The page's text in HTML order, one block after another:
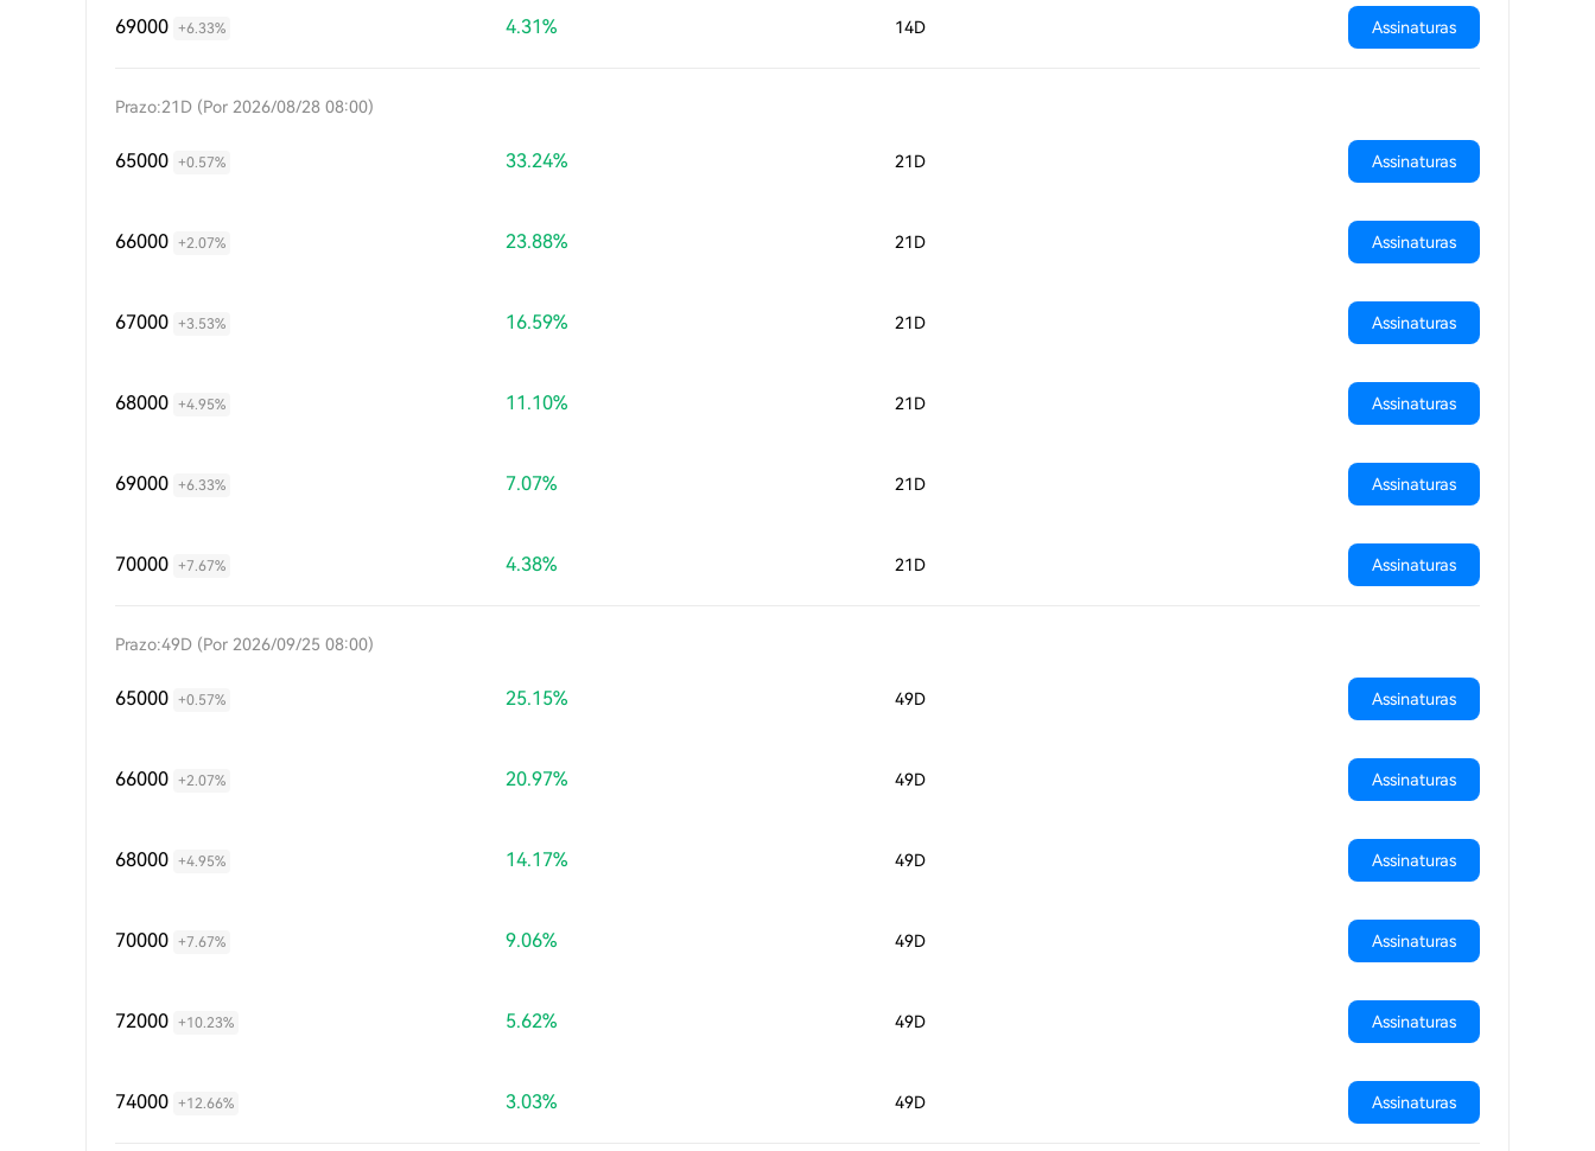
69000 +6.33% 4.31% 14D Assinaturas
Prazo:21D (Por 2026/08/28 08:00)
65000 +0.57% 33.24% 21D Assinaturas
66000 +2.07% 23.88% 21D Assinaturas
67000 +3.53% 16.59% 21D Assinaturas
68000 +4.95% 11.10% 21D Assinaturas
69000 +6.33% 7.07% 21D Assinaturas
70000 +7.67% 4.38% 21D Assinaturas
Prazo:49D (Por 2026/09/25 08:00)
65000 +0.57% 25.15% 49D Assinaturas
66000 +2.07% 20.97% 49D Assinaturas
68000 +4.95% 14.17% 49D Assinaturas
70000 +7.67% 9.06% 49D Assinaturas
72000 +10.23% 5.62% 49D Assinaturas
74000 +12.66% 3.03% 49D Assinaturas